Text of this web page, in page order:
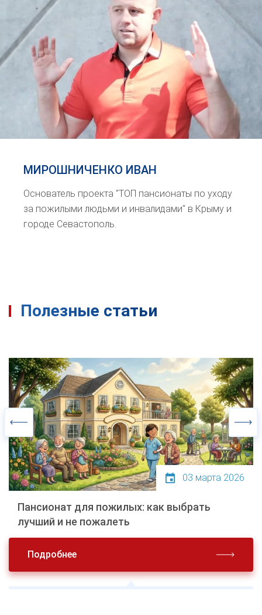
МИРОШНИЧЕНКО ИВАН
Основатель проекта "ТОП пансионаты по уходу
за пожилыми людьми и инвалидами" в Крыму и
городе Севастополь.
Полезные статьи
03 марта 2026
Пансионат для пожилых: как выбрать
лучший и не пожалеть
Подробнее